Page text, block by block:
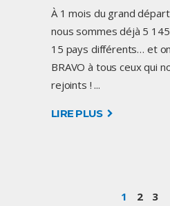
À 1 mois du grand
nous sommes déjà 5
15 pays différents… et
BRAVO à tous ceux qui
rejoints !
LIRE PLUS
1 2 3